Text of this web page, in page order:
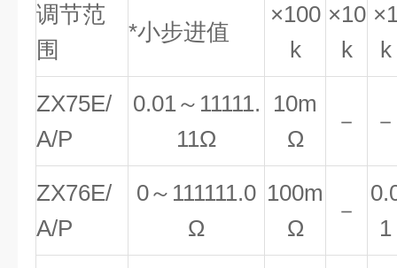
调节范
围
*小步进值
×100
k
×10
k
×
k
ZX75E/
A/P
0.01～ 11111.
11Ω
10m
Ω
－ －
ZX76E/
A/P
0～ 111111.0
Ω
100m
Ω
－
1